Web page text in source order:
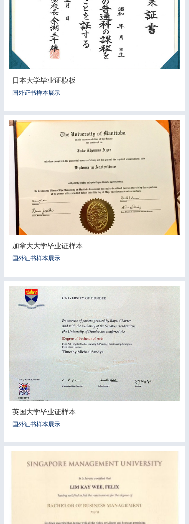
日本大学毕业证模板
国外证书样本展示
加拿大大学毕业证样本
国外证书样本展示
英国大学毕业证样本
国外证书样本展示